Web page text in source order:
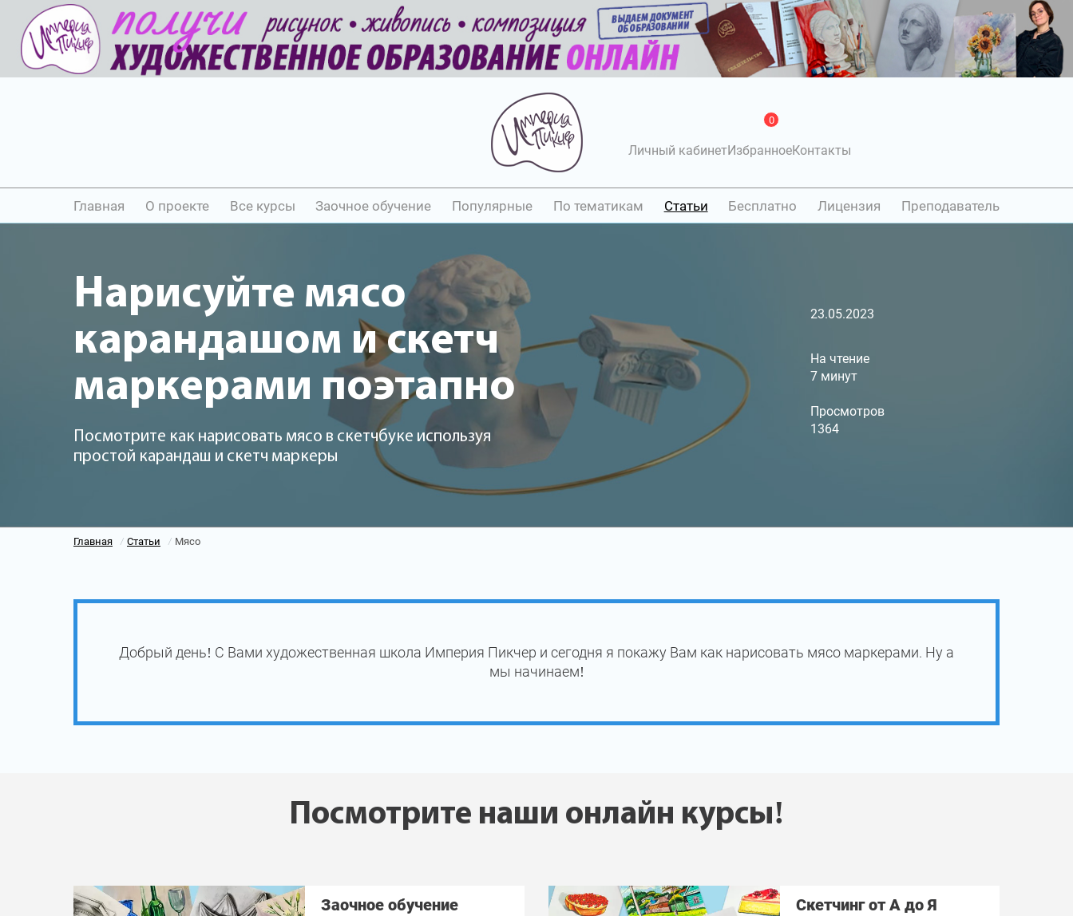
Личный кабинетИзбранное
0
Контакты
Главная О проекте Все курсы Заочное обучение Популярные По тематикам Статьи Бесплатно Лицензия Преподаватель
Нарисуйте мясо
карандашом и скетч
маркерами поэтапно
Посмотрите как нарисовать мясо в скетчбуке используя
простой карандаш и скетч маркеры
23.05.2023
На чтение
7 минут
Просмотров
1364
Главная / Статьи / Мясо
Добрый день! С Вами художественная школа Империя Пикчер и сегодня я покажу Вам как нарисовать мясо маркерами. Ну а
мы начинаем!
Посмотрите наши онлайн курсы!
Заочное обучение Скетчинг от А до Я